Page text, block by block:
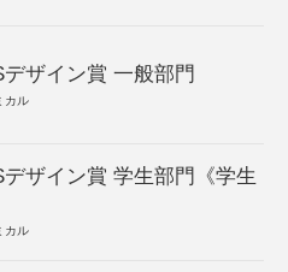
ザイン賞 一般部門
カル
ザイン賞 学生部門《学生
カル